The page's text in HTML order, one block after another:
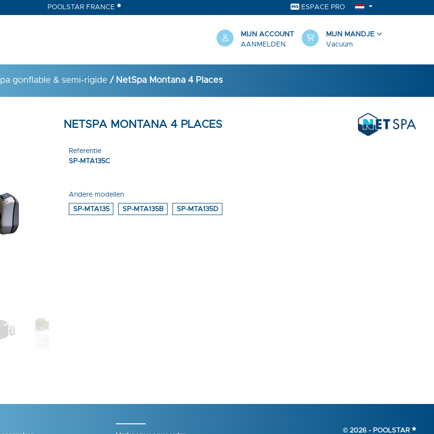
POOLSTAR FRANCE ESPACE PRO
MIJN ACCOUNT
AANMELDEN
MIJN MANDJE
Vacuüm
gonflable & semi-rigide / NetSpa Montana 4 Places
NETSPA MONTANA 4 PLACES
Referentie
SP-MTA135C
Andere modellen
SP-MTA135 SP-MTA135B SP-MTA135D
© 2026 - POOLSTAR